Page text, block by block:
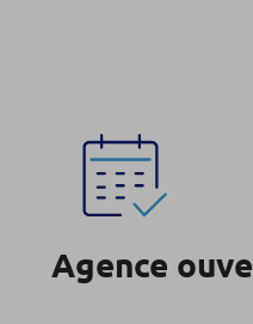
Agence